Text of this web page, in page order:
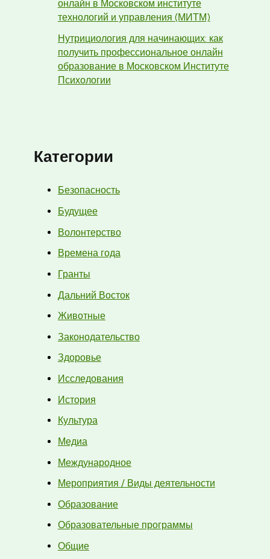
онлайн в Московском институте
технологий и управления (МИТМ)
Нутрициология для начинающих: как
получить профессиональное онлайн
образование в Московском Институте
Психологии
Категории
Безопасность
Будущее
Волонтерство
Времена года
Гранты
Дальний Восток
Животные
Законодательство
Здоровье
Исследования
История
Культура
Медиа
Международное
Мероприятия / Виды деятельности
Образование
Образовательные программы
Общие